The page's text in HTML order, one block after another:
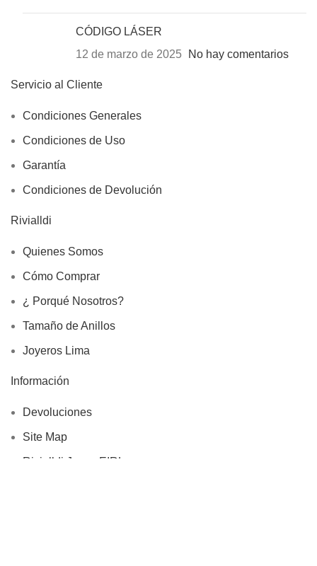
CÓDIGO LÁSER
12 de marzo de 2025
No hay comentarios
Servicio al Cliente
Condiciones Generales
Condiciones de Uso
Garantía
Condiciones de Devolución
Rivialldi
Quienes Somos
Cómo Comprar
¿ Porqué Nosotros?
Tamaño de Anillos
Joyeros Lima
Información
Devoluciones
Site Map
Rivialldi Joyas EIRL